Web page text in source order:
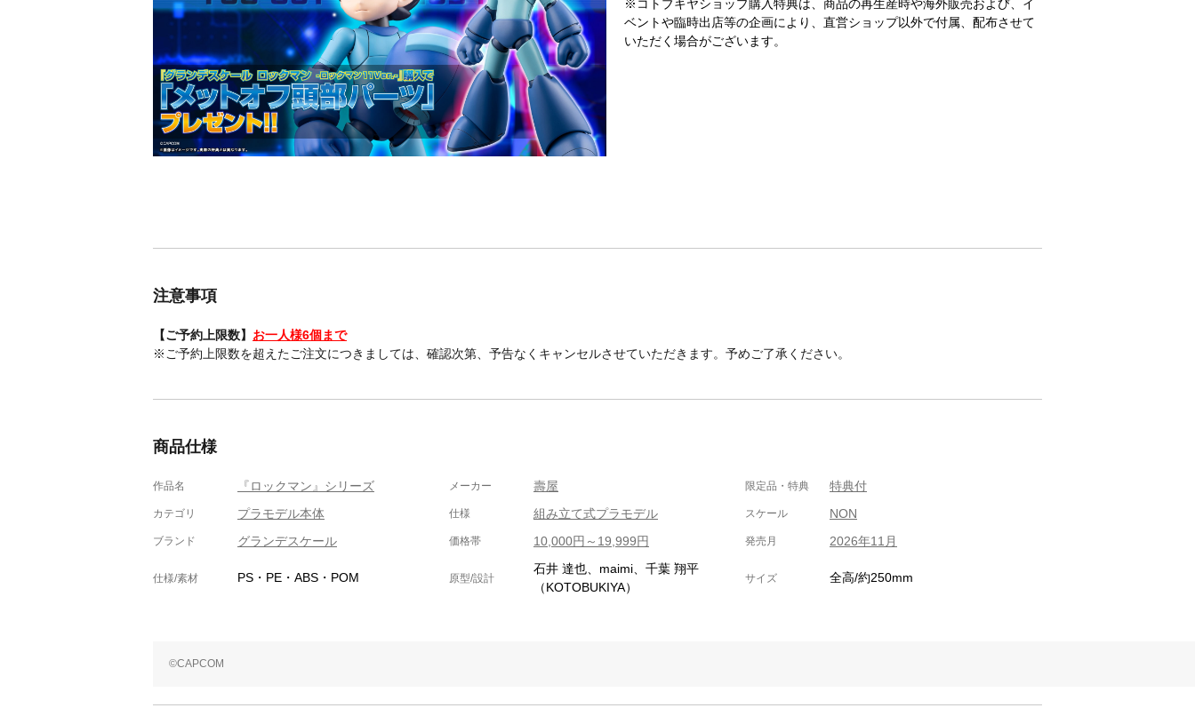
※コトブキヤショップ購入特典は、商品の再生産時や海外販売および、イ
ベントや臨時出店等の企画により、直営ショップ以外で付属、配布させて
いただく場合がございます。
注意事項
【ご予約上限数】 お一人様6個まで
※ご予約上限数を超えたご注文につきましては、確認次第、予告なくキャンセルさせていただきます。予めご了承ください。
商品仕様
作品名 『ロックマン』シリーズ メーカー 壽屋 限定品・特典 特典付
カテゴリ プラモデル本体 仕様 組み立て式プラモデル スケール NON
ブランド グランデスケール 価格帯 10,000円～19,999円 発売月 2026年11月
仕様/素材 PS・PE・ABS・POM 原型/設計
石井 達也、maimi、千葉 翔平
（KOTOBUKIYA）
サイズ 全高/約250mm
©CAPCOM